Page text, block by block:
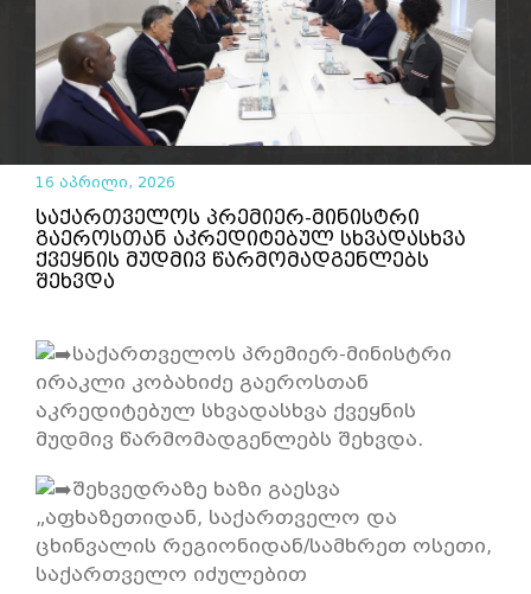
16 აპრილი, 2026
საქართველოს პრემიერ-მინისტრი
გაეროსთან აკრედიტებულ სხვადასხვა
ქვეყნის მუდმივ წარმომადგენლებს
შეხვდა
საქართველოს პრემიერ-მინისტრი
ირაკლი კობახიძე გაეროსთან
აკრედიტებულ სხვადასხვა ქვეყნის
მუდმივ წარმომადგენლებს შეხვდა.
შეხვედრაზე ხაზი გაესვა
„აფხაზეთიდან, საქართველო და
ცხინვალის რეგიონიდან/სამხრეთ ოსეთი,
საქართველო იძულებით